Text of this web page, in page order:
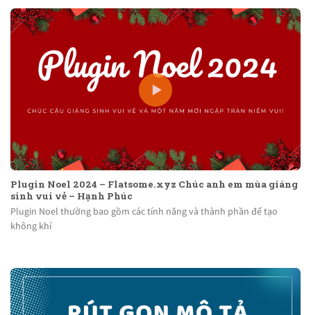
Plugin Noel 2024 – Flatsome.xyz Chúc anh em mùa giáng
sinh vui vẻ – Hạnh Phúc
Plugin Noel thường bao gồm các tính năng và thành phần để tạo
không khí